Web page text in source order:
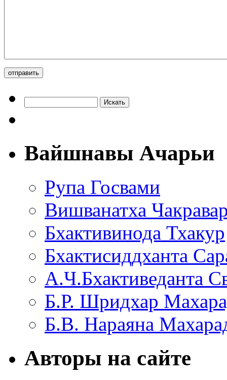
Вайшнавы Ачарьи
Рупа Госвами
Вишванатха
Бхактивинода Тхакур
Бхактисиддханта
А.Ч.Бхактиведанта
Б.Р. Шридхар
Б.В. Нараяна
Авторы на сайте